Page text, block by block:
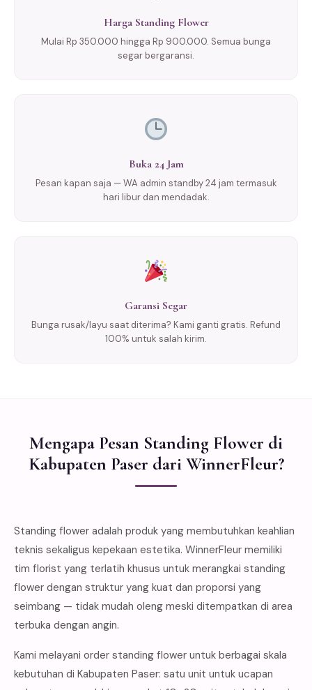
Harga Standing Flower
Mulai Rp 350.000 hingga Rp 900.000. Semua bunga
segar bergaransi.
Buka 24 Jam
Pesan kapan saja — WA admin standby 24 jam termasuk
hari libur dan mendadak.
Garansi Segar
Bunga rusak/layu saat diterima? Kami ganti gratis. Refund
100% untuk salah kirim.
Mengapa Pesan Standing Flower di
Kabupaten Paser dari WinnerFleur?
Standing flower adalah produk yang membutuhkan keahlian
teknis sekaligus kepekaan estetika. WinnerFleur memiliki
tim florist yang terlatih khusus untuk merangkai standing
flower dengan struktur yang kuat dan proporsi yang
seimbang — tidak mudah oleng meski ditempatkan di area
terbuka dengan angin.
Kami melayani order standing flower untuk berbagai skala
kebutuhan di Kabupaten Paser: satu unit untuk ucapan